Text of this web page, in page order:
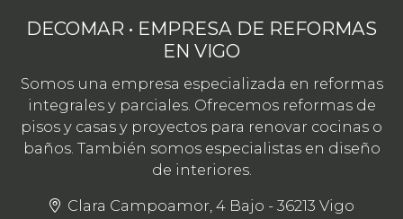
DECOMAR • EMPRESA DE REFORMAS
EN VIGO
Somos una empresa especializada en reformas
integrales y parciales. Ofrecemos reformas de
pisos y casas y proyectos para renovar cocinas o
baños. También somos especialistas en diseño
de interiores.
Clara Campoamor, 4 Bajo - 36213 Vigo